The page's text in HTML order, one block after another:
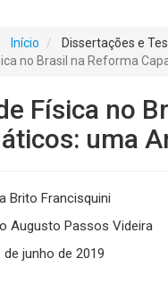
Início Dissertações e
no Brasil na Reforma
Física no
uma
Brito Francisquini
Augusto Passos Videira
de junho de 2019